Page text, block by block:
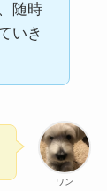
随時
いき
ワン